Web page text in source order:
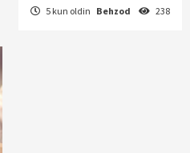
5 kun oldin Behzod 238